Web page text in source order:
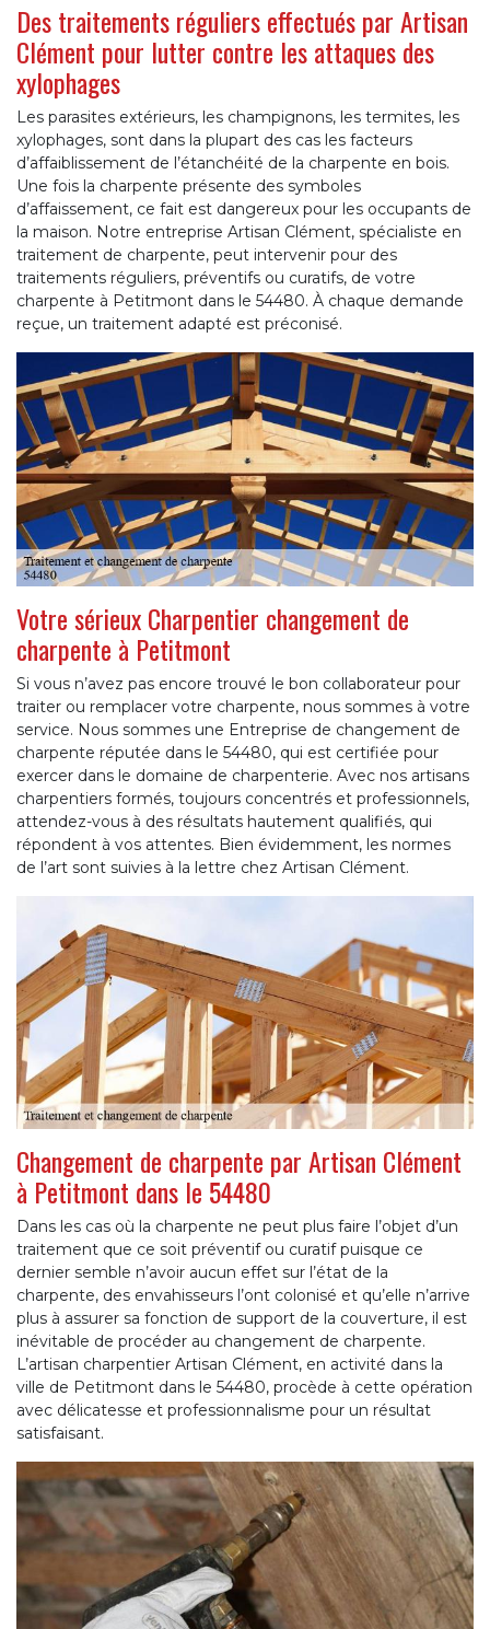
Des traitements réguliers effectués par Artisan
Clément pour lutter contre les attaques des
xylophages
Les parasites extérieurs, les champignons, les termites, les
xylophages, sont dans la plupart des cas les facteurs
d’affaiblissement de l’étanchéité de la charpente en bois.
Une fois la charpente présente des symboles
d’affaissement, ce fait est dangereux pour les occupants de
la maison. Notre entreprise Artisan Clément, spécialiste en
traitement de charpente, peut intervenir pour des
traitements réguliers, préventifs ou curatifs, de votre
charpente à Petitmont dans le 54480. À chaque demande
reçue, un traitement adapté est préconisé.
Votre sérieux Charpentier changement de
charpente à Petitmont
Si vous n’avez pas encore trouvé le bon collaborateur pour
traiter ou remplacer votre charpente, nous sommes à votre
service. Nous sommes une Entreprise de changement de
charpente réputée dans le 54480, qui est certifiée pour
exercer dans le domaine de charpenterie. Avec nos artisans
charpentiers formés, toujours concentrés et professionnels,
attendez-vous à des résultats hautement qualifiés, qui
répondent à vos attentes. Bien évidemment, les normes
de l’art sont suivies à la lettre chez Artisan Clément.
Changement de charpente par Artisan Clément
à Petitmont dans le 54480
Dans les cas où la charpente ne peut plus faire l’objet d’un
traitement que ce soit préventif ou curatif puisque ce
dernier semble n’avoir aucun effet sur l’état de la
charpente, des envahisseurs l’ont colonisé et qu’elle n’arrive
plus à assurer sa fonction de support de la couverture, il est
inévitable de procéder au changement de charpente.
L’artisan charpentier Artisan Clément, en activité dans la
ville de Petitmont dans le 54480, procède à cette opération
avec délicatesse et professionnalisme pour un résultat
satisfaisant.